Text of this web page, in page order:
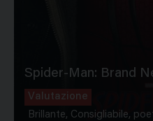
Spider-Man: Brand
Valutazione
Brillante, Consigliabile,